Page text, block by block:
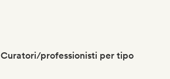
professionisti per tipo